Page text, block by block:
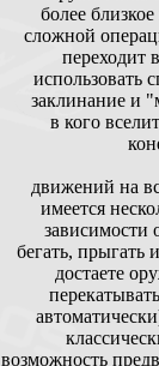
более
сложной
переходит
использовать
заклинание и
в кого
движений на
имеется
зависимости
бегать, прыгать
достаете
возможность